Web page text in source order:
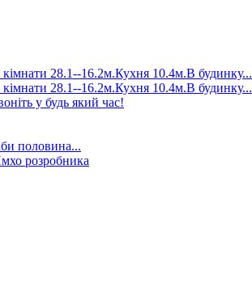
28.1--16.2м.Кухня 10.4м.В будинку...
28.1--16.2м.Кухня 10.4м.В будинку...
у будь який час!
половина...
розробника